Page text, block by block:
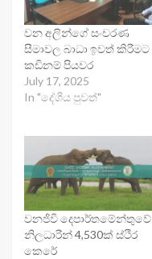
වන අලින්ගේ සංචරණ
සීමාවල බාධා ඉවත් කිරීමට
කඩිනම් පියවර
July 17, 2025
In "දේශීය පුවත්"
වනජිවි දෙපාර්තමේන්තුවේ
නිලධාරීන් 4,530ක් ස්ථිර
කෙරේ